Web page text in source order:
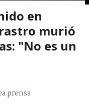
en
murió
"No es un
prensa